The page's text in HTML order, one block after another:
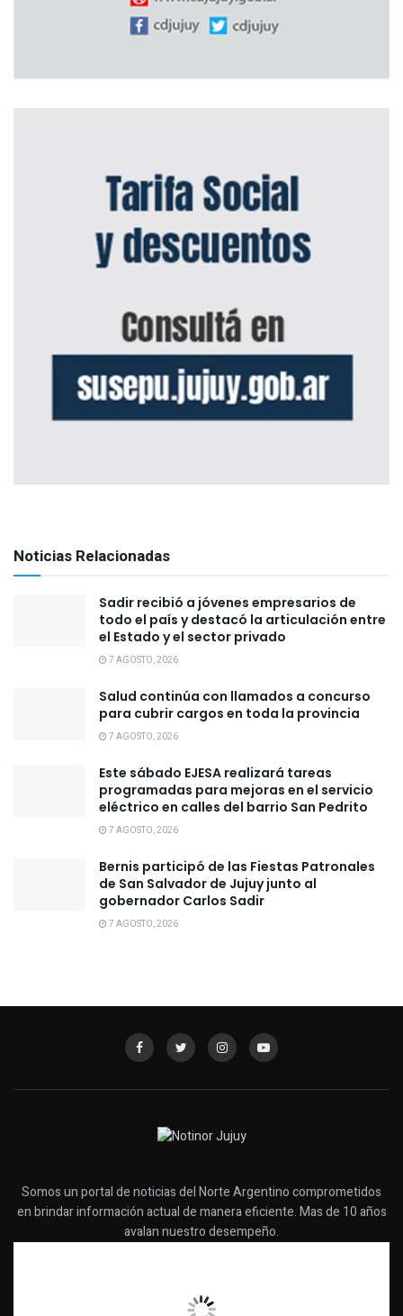
Noticias Relacionadas
Sadir recibió a jóvenes empresarios de
todo el país y destacó la articulación entre
el Estado y el sector privado
7 AGOSTO, 2026
Salud continúa con llamados a concurso
para cubrir cargos en toda la provincia
7 AGOSTO, 2026
Este sábado EJESA realizará tareas
programadas para mejoras en el servicio
eléctrico en calles del barrio San Pedrito
7 AGOSTO, 2026
Bernis participó de las Fiestas Patronales
de San Salvador de Jujuy junto al
gobernador Carlos Sadir
7 AGOSTO, 2026
Somos un portal de noticias del Norte Argentino comprometidos
en brindar información actual de manera eficiente. Mas de 10 años
avalan nuestro desempeño.